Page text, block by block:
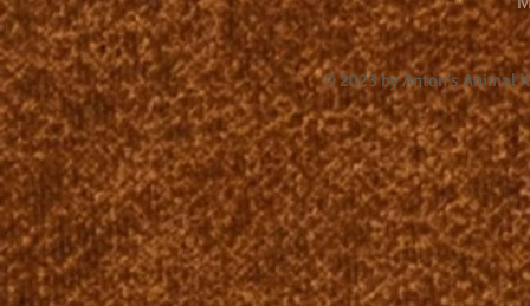
© 2023 by Anton's Animal